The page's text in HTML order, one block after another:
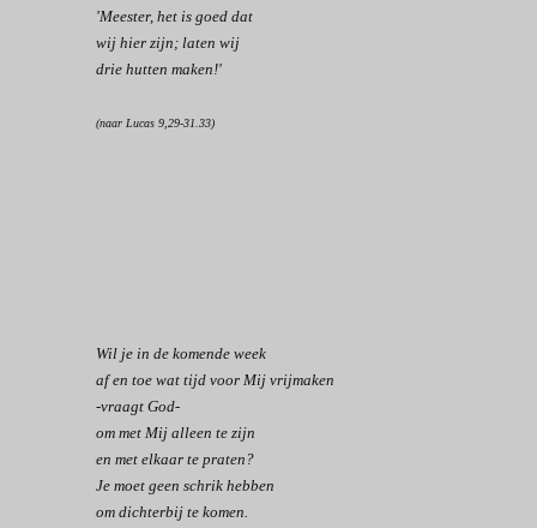
'Meester, het is goed dat
wij hier zijn; laten wij
drie hutten maken!'
(naar Lucas 9,29-31.33)
Wil je in de komende week
af en toe wat tijd voor Mij vrijmaken
-vraagt God-
om met Mij alleen te zijn
en met elkaar te praten?
Je moet geen schrik hebben
om dichterbij te komen.